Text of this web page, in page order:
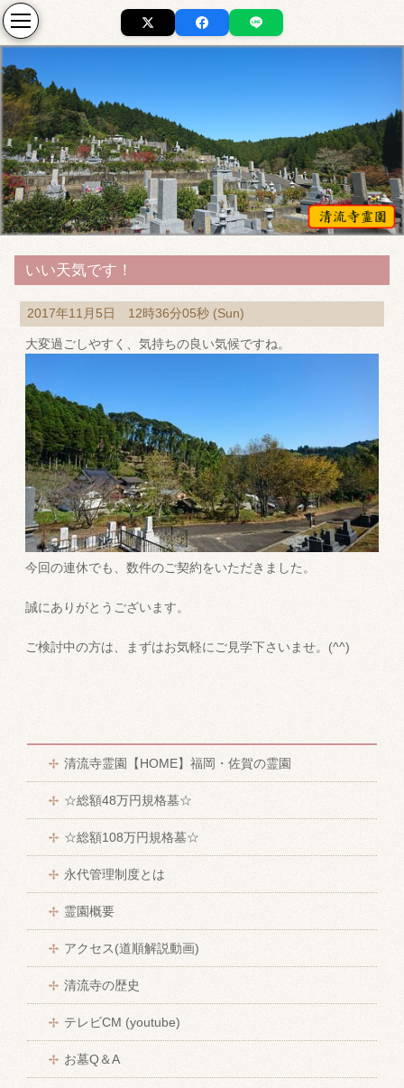
いい天気です！
2017年11月5日 12時36分05秒 (Sun)
大変過ごしやすく、気持ちの良い気候ですね。
今回の連休でも、数件のご契約をいただきました。
誠にありがとうございます。
ご検討中の方は、まずはお気軽にご見学下さいませ。(^^)
清流寺霊園【HOME】福岡・佐賀の霊園
☆総額48万円規格墓☆
☆総額108万円規格墓☆
永代管理制度とは
霊園概要
アクセス(道順解説動画)
清流寺の歴史
テレビCM (youtube)
お墓Q＆A